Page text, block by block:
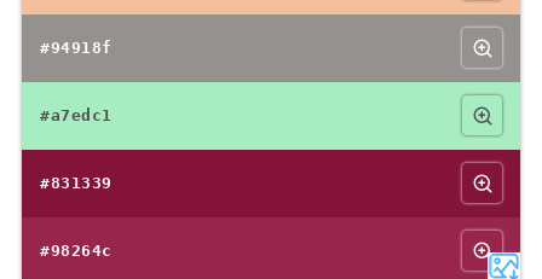
#94918f
#a7edc1
#831339
#98264c